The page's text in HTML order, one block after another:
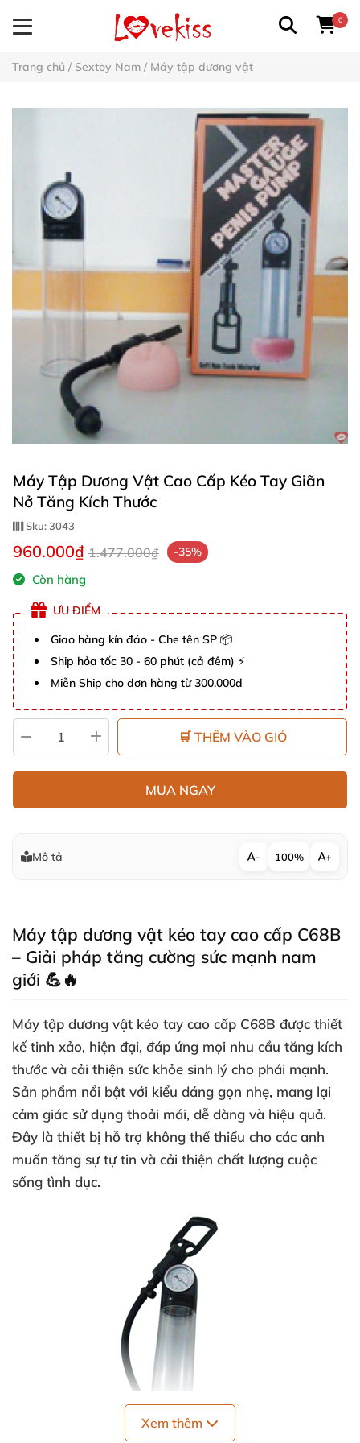
0
Trang chủ / Sextoy Nam / Máy tập dương vật
Máy Tập Dương Vật Cao Cấp Kéo Tay Giãn
Nở Tăng Kích Thước
Sku:3043
960.000₫ 1.477.000₫ -35%
Còn hàng
ƯU ĐIỂM
Giao hàng kín đáo - Che tên SP 📦
Ship hỏa tốc 30 - 60 phút (cả đêm) ⚡
Miễn Ship cho đơn hàng từ 300.000đ
🛒 THÊM VÀO GIỎ
MUA NGAY
Mô tả − 100% +
Máy tập dương vật kéo tay cao cấp C68B
– Giải pháp tăng cường sức mạnh nam
giới 💪🔥
Máy tập dương vật kéo tay cao cấp C68B được thiết
kế tinh xảo, hiện đại, đáp ứng mọi nhu cầu tăng kích
thước và cải thiện sức khỏe sinh lý cho phái mạnh.
Sản phẩm nổi bật với kiểu dáng gọn nhẹ, mang lại
cảm giác sử dụng thoải mái, dễ dàng và hiệu quả.
Đây là thiết bị hỗ trợ không thể thiếu cho các anh
muốn tăng sự tự tin và cải thiện chất lượng cuộc
sống tình dục.
Xem thêm